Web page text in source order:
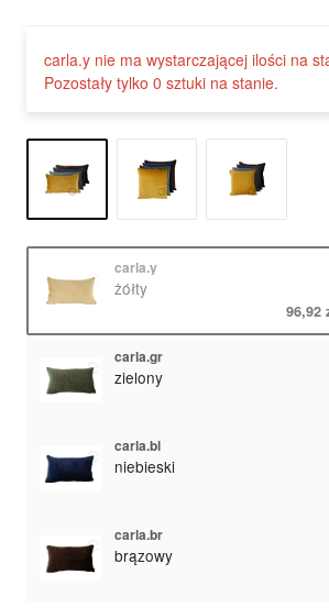
carla.y nie ma wystarczającej ilości na
Pozostały tylko 0 sztuki na stanie.
carla.y
żółty
96,92
carla.gr
zielony
carla.bl
niebieski
carla.br
brązowy